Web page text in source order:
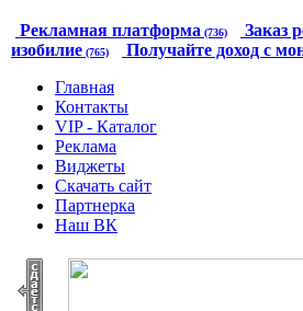
Рекламная платформа (736) Заказ
изобилие (765) Получайте доход с
Главная
Контакты
VIP - Каталог
Реклама
Виджеты
Скачать сайт
Партнерка
Наш ВК